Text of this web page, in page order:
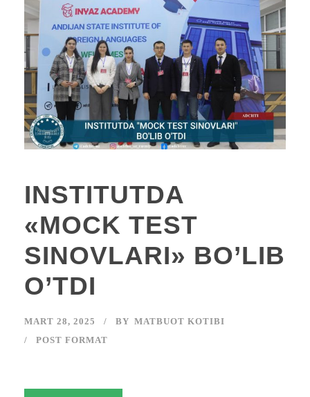
INSTITUTDA
«MOCK TEST
SINOVLARI» BO’LIB
O’TDI
MART 28, 2025 BY MATBUOT KOTIBI
POST FORMAT